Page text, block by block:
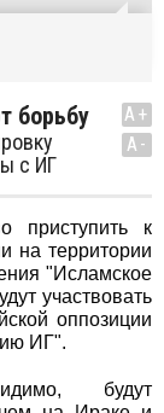
борьбу
с ИГ
A+
A-
приступить к
на территории
"Исламское
участвовать
оппозиции
ИГ".
будут